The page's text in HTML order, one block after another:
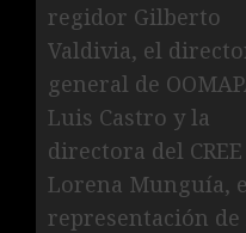
regidor Gilberto
Valdivia, el
general de
Luis Castro y la
directora del
Lorena Munguía,
representación de